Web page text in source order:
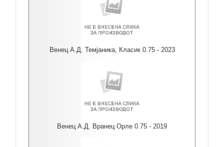
Венец А.Д. Темјаника, Класик 0.75 - 2023
Венец А.Д. Вранец Орле 0.75 - 2019